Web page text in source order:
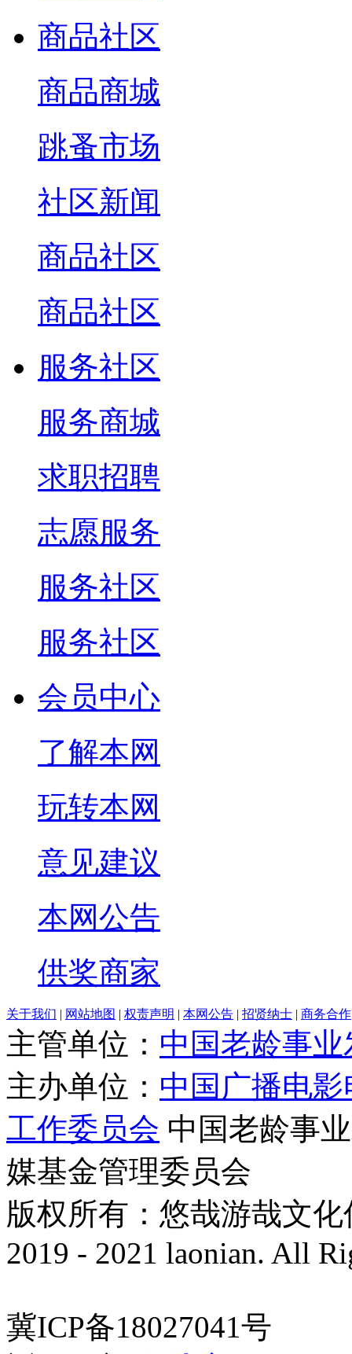
商品社区
商品商城
跳蚤市场
社区新闻
商品社区
商品社区
服务社区
服务商城
求职招聘
志愿服务
服务社区
服务社区
会员中心
了解本网
玩转本网
意见建议
本网公告
供奖商家
关于我们 | 网站地图 | 权责声明 | 本网公告 | 招贤纳士 | 商务合作
主管单位： 中国老龄事
主办单位： 中国广播电
工作委员会 中国老龄事
媒基金管理委员会
版权所有：悠哉游哉文
2019 - 2021 laonian. All
冀ICP备18027041号